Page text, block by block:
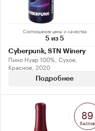
Соотношение цены и качества
5 из 5
Cyberpunk, STN Winery
Пино Нуар 100%, Сухое,
Красное, 2020
Подробнее
89
баллов